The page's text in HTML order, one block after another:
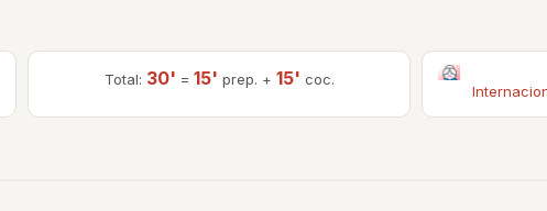
Total: 30' = 15' prep. + 15' coc.